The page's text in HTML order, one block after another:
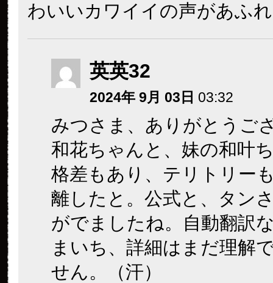
わいいカワイイの声があふ
英英32
2024年 9月 03日 03:32
みつさま、ありがとうご
和花ちゃんと、妹の和叶
格差もあり、テリトリー
離したと。公式と、タン
がでましたね。自動翻訳
まいち、詳細はまだ理解
せん。（汗）